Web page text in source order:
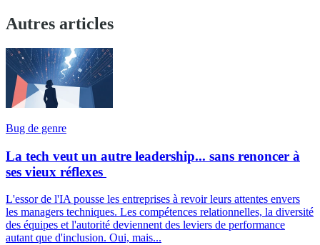
Autres articles
Bug de genre
La tech veut un autre leadership... sans renoncer à
ses vieux réflexes
L'essor de l'IA pousse les entreprises à revoir leurs attentes envers
les managers techniques. Les compétences relationnelles, la diversité
des équipes et l'autorité deviennent des leviers de performance
autant que d'inclusion. Oui, mais...